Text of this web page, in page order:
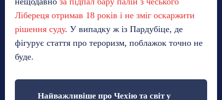
Лібереця отримав 18 років і не зміг оскаржити
рішення суду. У випадку ж із Пардубіце, де
фігурує стаття про тероризм, поблажок точно не
буде.
Найважливіше про Чехію та світ у